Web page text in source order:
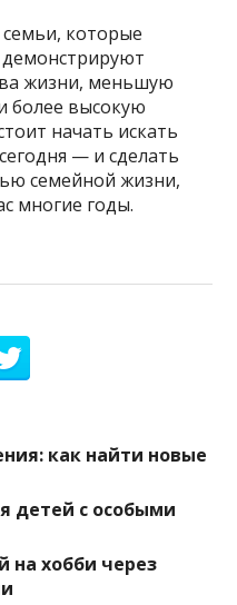
которые
жизни, меньшую
более высокую
начать искать
— и сделать
семейной жизни,
многие годы.
как найти новые
детей с особыми
на хобби через